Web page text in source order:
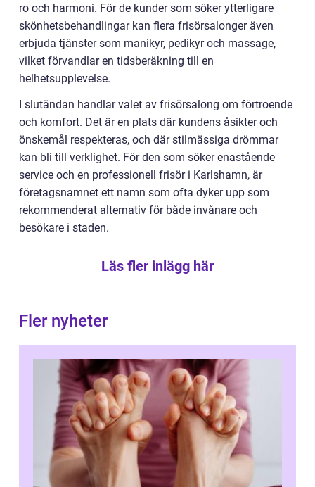
ro och harmoni. För de kunder som söker ytterligare
skönhetsbehandlingar kan flera frisörsalonger även
erbjuda tjänster som manikyr, pedikyr och massage,
vilket förvandlar en tidsberäkning till en
helhetsupplevelse.
I slutändan handlar valet av frisörsalong om förtroende
och komfort. Det är en plats där kundens åsikter och
önskemål respekteras, och där stilmässiga drömmar
kan bli till verklighet. För den som söker enastående
service och en professionell frisör i Karlshamn, är
företagsnamnet ett namn som ofta dyker upp som
rekommenderat alternativ för både invånare och
besökare i staden.
Läs fler inlägg här
Fler nyheter